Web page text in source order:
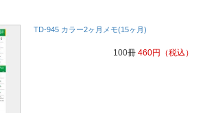
TD-945 カラー2ヶ月メモ(15ヶ月)
100冊 460円 （税込）